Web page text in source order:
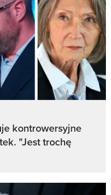
kontrowersyjne
"Jest trochę